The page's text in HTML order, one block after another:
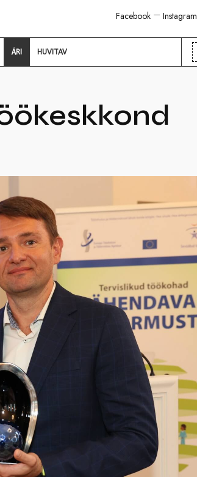
Instagram
Facebook
ÄRI HUVITAV